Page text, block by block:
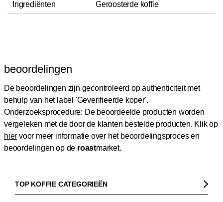
Ingrediënten Geroosterde koffie
beoordelingen
De beoordelingen zijn gecontroleerd op authenticiteit met
behulp van het label 'Geverifieerde koper'.
Onderzoeksprocedure: De beoordeelde producten worden
vergeleken met de door de klanten bestelde producten. Klik op
hier voor meer informatie over het beoordelingsproces en
beoordelingen op de roastmarket.
TOP KOFFIE CATEGORIEËN